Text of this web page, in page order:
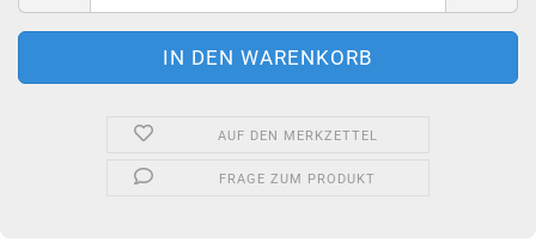
cm
AUF DEN MERKZETTEL
FRAGE ZUM PRODUKT